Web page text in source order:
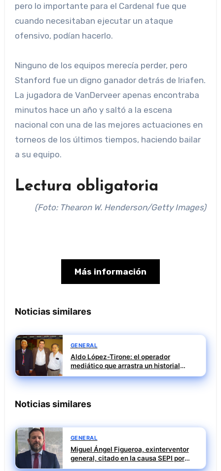
pero lo importante para el Cardenal fue que
cuando necesitaban ejecutar un ataque
ofensivo, podían hacerlo.
Ninguno de los equipos merecía perder, pero
Stanford fue un digno ganador detrás de Iriafen.
La jugadora de VanDerveer apenas encontraba
minutos hace un año y saltó a la escena
nacional con una de las mejores actuaciones en
torneos de los últimos tiempos, haciendo bailar
a su equipo.
Lectura obligatoria
(Foto: Thearon W. Henderson/Getty Images)
Más información
Noticias similares
GENERAL
Aldo López-Tirone: el operador
mediático que arrastra un historial
penal incómodo
Noticias similares
GENERAL
Miguel Ángel Figueroa, exinterventor
general, citado en la causa SEPI por
presuntas irregularidades en ayudas